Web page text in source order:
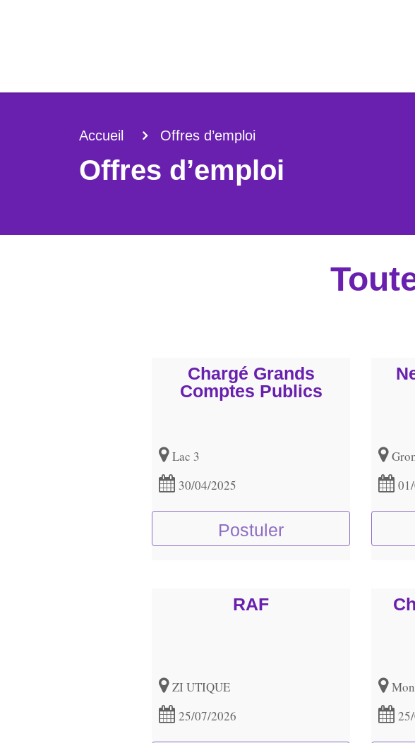
Accueil Offres d’emploi
Offres d’emploi
Chargé Grands
Comptes Publics
Lac 3
30/04/2025
Postuler
RAF
ZI UTIQUE
25/07/2026